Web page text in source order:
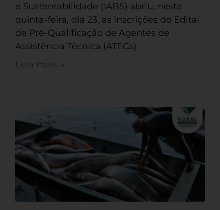
e Sustentabilidade (IABS) abriu, nesta
quinta-feira, dia 23, as inscrições do Edital
de Pré-Qualificação de Agentes de
Assistência Técnica (ATECs)
Leia mais »